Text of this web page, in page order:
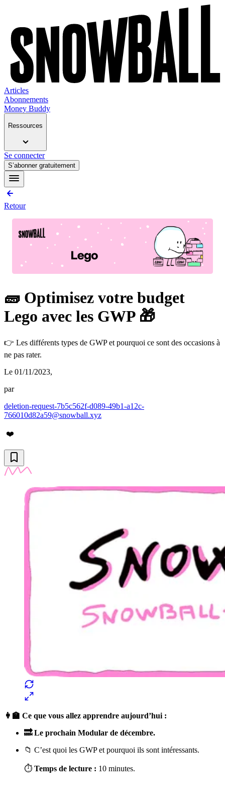
Articles
Abonnements
Money Buddy
Ressources
Se connecter
S’abonner gratuitement
Retour
🧱 Optimisez votre budget
Lego avec les GWP 🎁
👉 Les différents types de GWP et pourquoi ce sont des occasions à
ne pas rater.
Le 01/11/2023,
par
deletion-request-7b5c562f-d089-49b1-a12c-
766010d82a59@snowball.xyz
❤️
👩‍🏫 Ce que vous allez apprendre aujourd’hui :
🔜 Le prochain Modular de décembre.
📁 C’est quoi les GWP et pourquoi ils sont intéressants.
⏱ Temps de lecture : 10 minutes.